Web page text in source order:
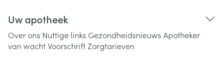
Uw apotheek
Over ons Nuttige links Gezondheidsnieuws Apotheker
van wachtVoorschriftZorgtarieven